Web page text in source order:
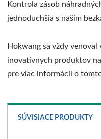
Kontrola zásob
jednoduchšia s naším
Hokwang sa vždy venoval
inovatívnych produktov
pre viac informácií o
SÚVISIACE PRODUKTY